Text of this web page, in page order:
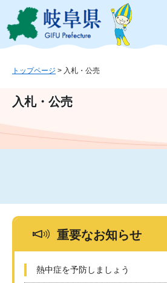
ジ
ュ
文
このページの本文へ
トップページ > 入札・公売
入札・公売
重要なお知らせ
熱中症を予防しましょう